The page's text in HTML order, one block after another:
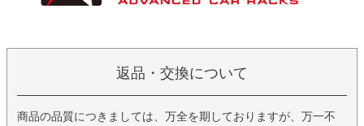
返品・交換について
商品の品質につきましては、万全を期しておりますが、万一不